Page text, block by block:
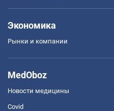
Экономика
Рынки и компании
MedOboz
Новости медицины
Covid